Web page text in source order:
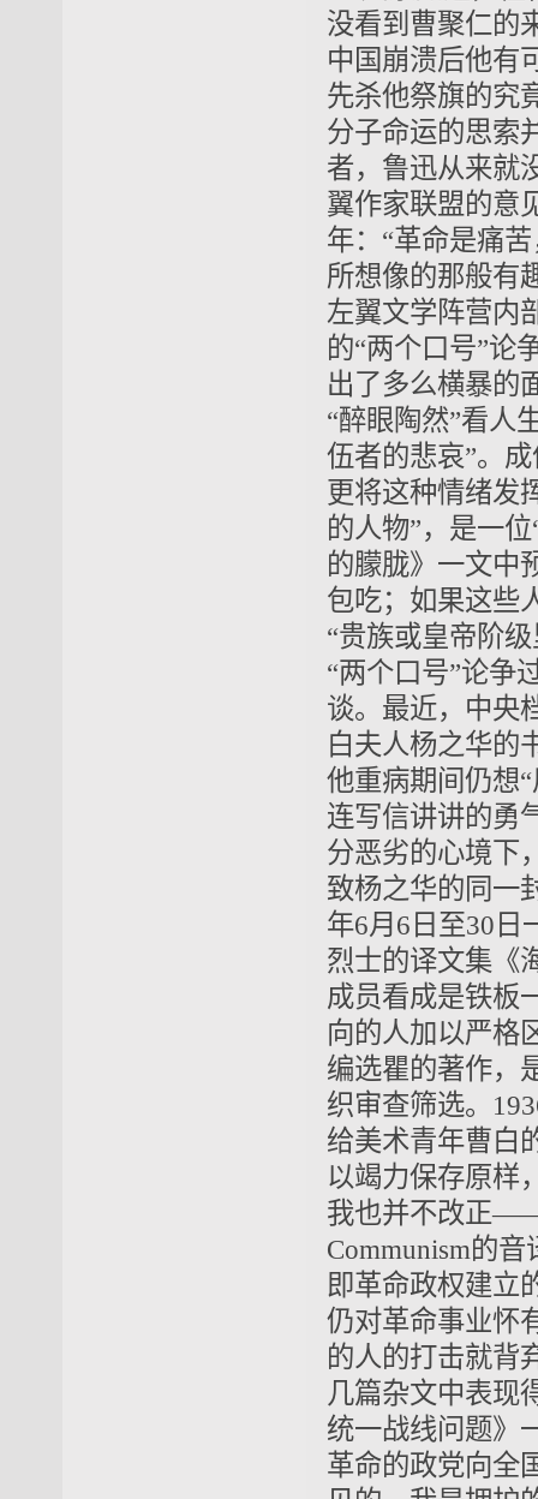
没看到曹聚仁的
中国崩溃后他有
先杀他祭旗的究
分子命运的思索
者，鲁迅从来就
翼作家联盟的意
年：“革命是痛
所想像的那般有
左翼文学阵营内
的“两个口号”论
出了多么横暴的
“醉眼陶然”看人
伍者的悲哀”。
更将这种情绪发
的人物”，是一
的朦胧》一文中
包吃；如果这些
“贵族或皇帝阶
“两个口号”论争
谈。最近，中央
白夫人杨之华的
他重病期间仍想
连写信讲讲的勇
分恶劣的心境下
致杨之华的同一
年6月6日至30日
烈士的译文集《
成员看成是铁板
向的人加以严格
编选瞿的著作，
织审查筛选。
给美术青年曹白
以竭力保存原样
我也并不改正——
Communism的
即革命政权建立
仍对革命事业怀
的人的打击就背
几篇杂文中表现
统一战线问题》
革命的政党向全